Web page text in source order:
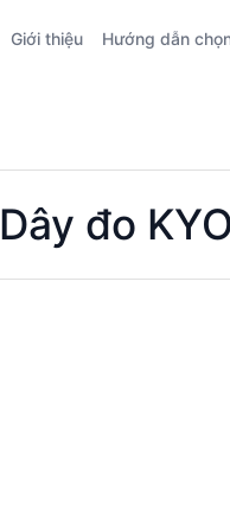
Giới thiệu Hướng dẫn
Dây đo